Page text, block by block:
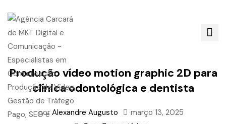
Produção vídeo motion graphic 2D para
clínica odontológica e dentista
por Alexandre Augusto
março 13, 2025